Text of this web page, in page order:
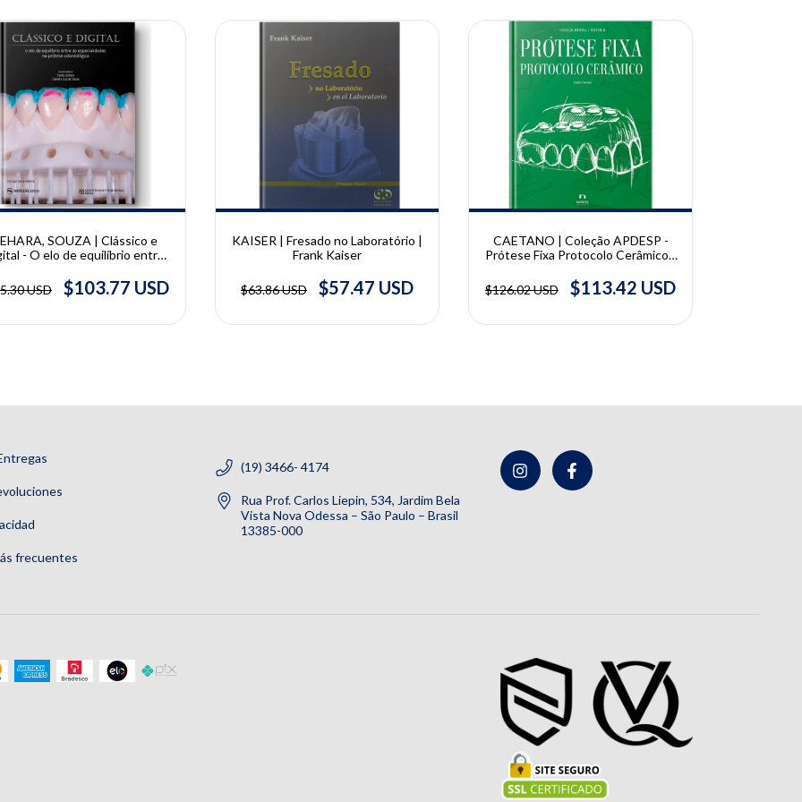
SOUZA | Clássico e
- O elo de equilíbrio entre
dentária | Toshio Uehara e
Evandro Luiz de Sousa
USD $103.77 USD
KAISER | Fresado no Laboratório |
Frank Kaiser
$63.86 USD $57.47 USD
CAETANO | Coleção APDESP -
Prótese Fixa Protocolo Cerâmico -
$126.02 USD
$113.42 USD
frecuentes
(19) 3466- 4174
Rua Prof. Carlos Liepin, 534, Jardim Bela
Vista Nova Odessa – São Paulo – Brasil
13385-000